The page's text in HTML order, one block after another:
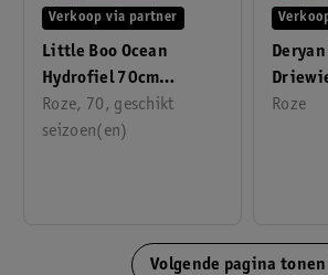
Little Boo Ocean
Hydrofiel 70cm
Slaapzak
Roze, 70, geschikt
seizoen(en)
Verkoop via partner
Met
Roze
Volgende pagina tonen